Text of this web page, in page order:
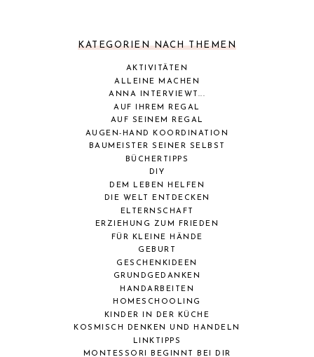
KATEGORIEN NACH THEMEN
AKTIVITÄTEN
ALLEINE MACHEN
ANNA INTERVIEWT...
AUF IHREM REGAL
AUF SEINEM REGAL
AUGEN-HAND KOORDINATION
BAUMEISTER SEINER SELBST
BÜCHERTIPPS
DIY
DEM LEBEN HELFEN
DIE WELT ENTDECKEN
ELTERNSCHAFT
ERZIEHUNG ZUM FRIEDEN
FÜR KLEINE HÄNDE
GEBURT
GESCHENKIDEEN
GRUNDGEDANKEN
HANDARBEITEN
HOMESCHOOLING
KINDER IN DER KÜCHE
KOSMISCH DENKEN UND HANDELN
LINKTIPPS
MONTESSORI BEGINNT BEI DIR